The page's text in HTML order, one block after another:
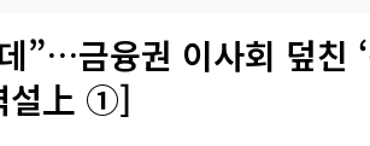
”…금융권 이사회 덮친
설上 ①]